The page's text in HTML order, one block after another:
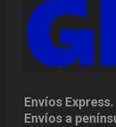
Envíos Express.
Envíos a